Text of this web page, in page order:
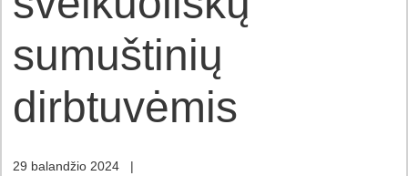
sumuštinių
dirbtuvėmis
29 balandžio 2024
|